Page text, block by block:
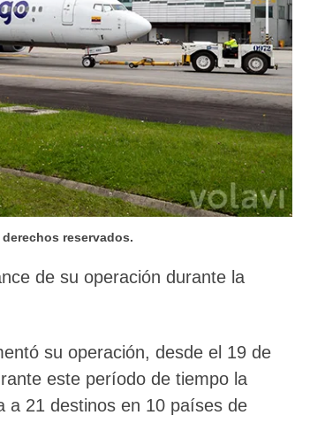
reservados.
de su operación durante la
su operación, desde el 19 de
este período de tiempo la
a 21 destinos en 10 países de